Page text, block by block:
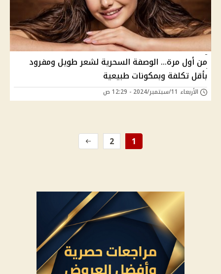
من أول مرة... الوصفة السحرية لشعر طويل ومفرود
بأقل تكلفة وبمكونات طبيعية
الأربعاء 11/سبتمبر/2024 - 12:29 ص
1
2